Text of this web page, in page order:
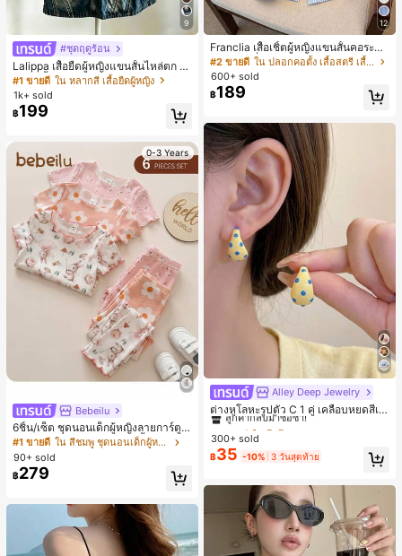
9
#ชุดฤดูร้อน
Lalippa เสื้อยืดผู้หญิงแขนสั้นไหล่ตก ค
อวีปกเสื้อ ลายพิมพ์ดิจิทัลลายทาง สไตล์
สปอร์ตแฟชั่นมินิมอล ของขวัญสำหรับเ
พื่อน
#1 ขายดี ใน หลากสี เสื้อยืดผู้หญิง
1k+ sold
฿199
0-3 Years
Bebeilu
6ชิ้น/เซ็ต ชุดนอนเด็กผู้หญิงลายการ์ตูน
หมีและดอกไม้ คอกลม แขนสั้น กางเกง
ขาสั้น ขอบระบาย สวมใส่สบาย
#1 ขายดี
ใน สีชมพู ชุดนอนเด็กผู้หญิง
90+ sold
฿279
12
Franclia เสื้อเชิ้ตผู้หญิงแขนสั้นคอระบา
ยกระดุมเดี่ยวลายทาง
#2 ขายดี
ใน ปลอกคอตั้ง เสื้อสตรี เสื้อเบลาส์ & Tee
600+ sold
฿189
Alley Deep Jewelry
ต่างหูโลหะรูปตัว C 1 คู่ เคลือบหยดสีเห
ลือง ลายจุดสีน้ำเงิน สไตล์ยุโรปและอเม
ริกัน แฟชั่นส่วนตัว หวานและสง่างาม
สำหรับผู้หญิงและเด็กหญิง สำหรับการเ
ดินทาง งานแต่งงาน ปาร์ตี้ วันเกิด ของ
#1 ขายดี ใน โบโฮ ต่างหูผู้หญิง
ลูกค้ากลับมาซื้อซ้ำ!
เกือบหมดแล้ว!
#1 ขายดี ใน โบโฮ ต่างหูผู้หญิง
ลูกค้ากลับมาซื้อซ้ำ!
เกือบหมดแล้ว!
#1 ขายดี ใน โบโฮ ต่างหูผู้หญิง
ลูกค้ากลับมาซื้อซ้ำ!
เกือบหมดแล้ว!
#1 ขายดี ใน โบโฮ ต่างหูผู้หญิง
เกือบหมดแล้ว!
300+ sold
฿35 -10% 3 วันสุดท้าย